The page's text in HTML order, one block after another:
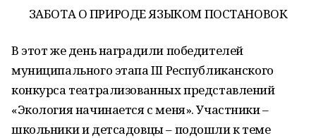
ЗАБОТА О ПРИРОДЕ ЯЗЫКОМ ПОСТАНОВОК
В этот же день наградили победителей
муниципального этапа III Республиканского
конкурса театрализованных представлений
«Экология начинается с меня». Участники –
школьники и детсадовцы – подошли к теме